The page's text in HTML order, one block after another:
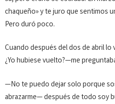
cha­queño» y te juro que sentimos
Pero duró poco.
Cuando después del dos de abril
¿Yo hubiese vuelto?—me
—No te puedo dejar solo porque
abrazarme— después de todo soy